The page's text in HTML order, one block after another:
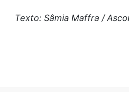
Texto: Sâmia Maffra /